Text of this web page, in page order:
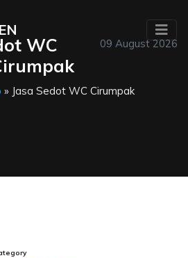
09 August 2026
WC
» Jasa Sedot WC Cirumpak